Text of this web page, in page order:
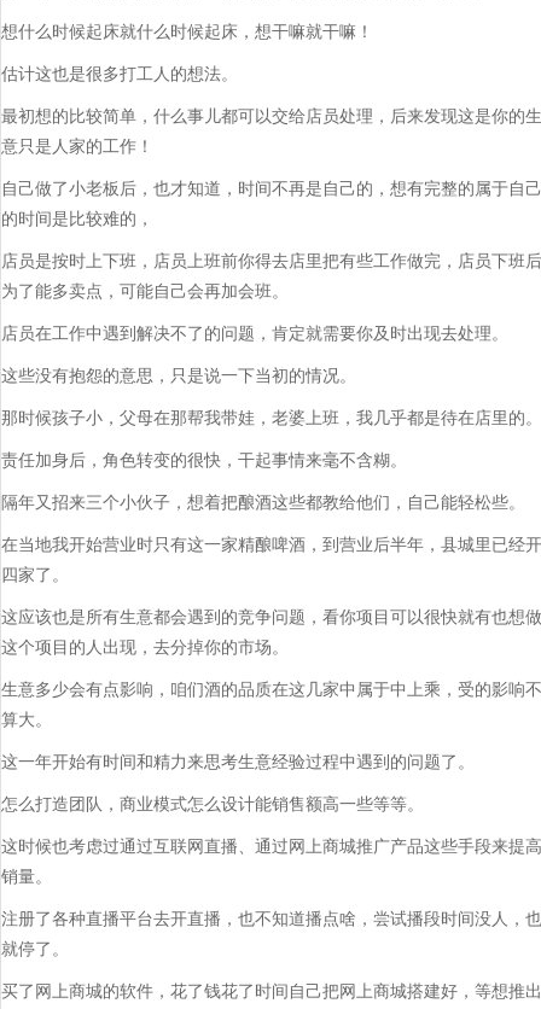
想什么时候起床就什么时候起床，想干嘛就干嘛！
估计这也是很多打工人的想法。
最初想的比较简单，什么事儿都可以交给店员处理，后来发现这是你的生
意只是人家的工作！
自己做了小老板后，也才知道，时间不再是自己的，想有完整的属于自己
的时间是比较难的，
店员是按时上下班，店员上班前你得去店里把有些工作做完，店员下班后
为了能多卖点，可能自己会再加会班。
店员在工作中遇到解决不了的问题，肯定就需要你及时出现去处理。
这些没有抱怨的意思，只是说一下当初的情况。
那时候孩子小，父母在那帮我带娃，老婆上班，我几乎都是待在店里的。
责任加身后，角色转变的很快，干起事情来毫不含糊。
隔年又招来三个小伙子，想着把酿酒这些都教给他们，自己能轻松些。
在当地我开始营业时只有这一家精酿啤酒，到营业后半年，县城里已经开
四家了。
这应该也是所有生意都会遇到的竞争问题，看你项目可以很快就有也想做
这个项目的人出现，去分掉你的市场。
生意多少会有点影响，咱们酒的品质在这几家中属于中上乘，受的影响不
算大。
这一年开始有时间和精力来思考生意经验过程中遇到的问题了。
怎么打造团队，商业模式怎么设计能销售额高一些等等。
这时候也考虑过通过互联网直播、通过网上商城推广产品这些手段来提高
销量。
注册了各种直播平台去开直播，也不知道播点啥，尝试播段时间没人，也
就停了。
买了网上商城的软件，花了钱花了时间自己把网上商城搭建好，等想推出